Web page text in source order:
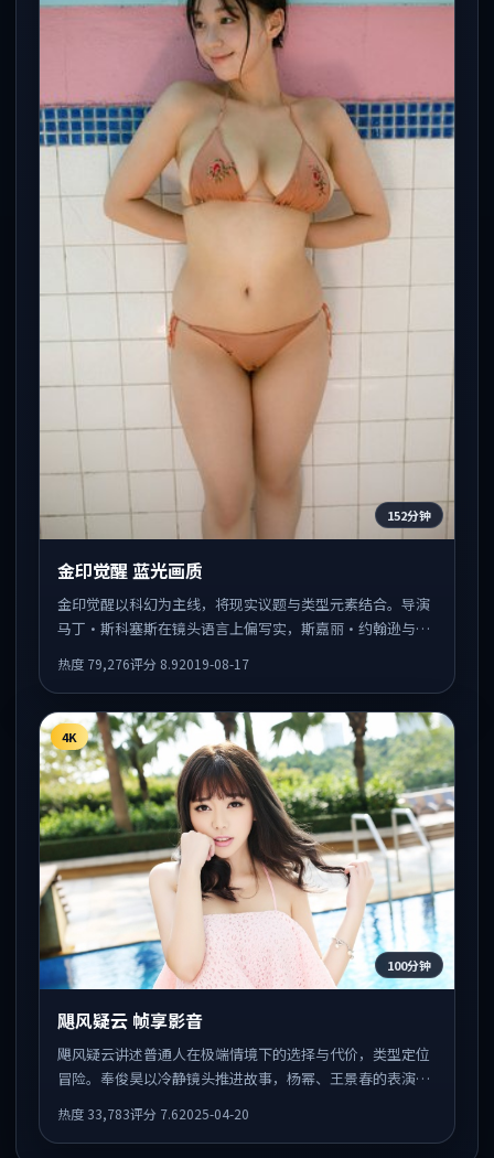
152分钟
金印觉醒 蓝光画质
金印觉醒以科幻为主线，将现实议题与类型元素结合。导演
马丁·斯科塞斯在镜头语言上偏写实，斯嘉丽·约翰逊与张
热度 79,276评分 8.92019-08-17
4K
100分钟
飓风疑云 帧享影音
飓风疑云讲述普通人在极端情境下的选择与代价，类型定位
冒险。奉俊昊以冷静镜头推进故事，杨幂、王景春的表演为
热度 33,783评分 7.62025-04-20